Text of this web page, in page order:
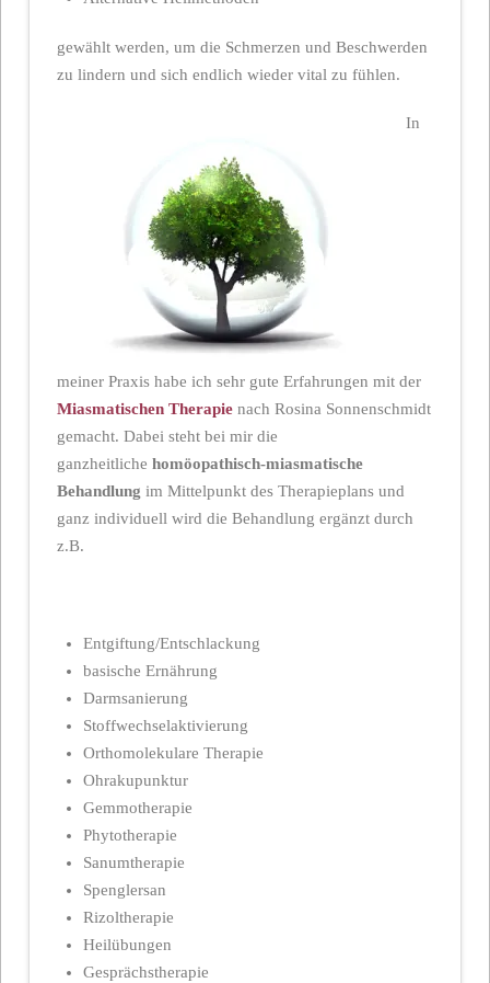
gewählt werden, um die Schmerzen und Beschwerden
zu lindern und sich endlich wieder vital zu fühlen.
In
meiner Praxis habe ich sehr gute Erfahrungen mit der
Miasmatischen Therapie nach Rosina Sonnenschmidt
gemacht. Dabei steht bei mir die
ganzheitliche homöopathisch-miasmatische
Behandlung im Mittelpunkt des Therapieplans und
ganz individuell wird die Behandlung ergänzt durch
z.B.
Entgiftung/Entschlackung
basische Ernährung
Darmsanierung
Stoffwechselaktivierung
Orthomolekulare Therapie
Ohrakupunktur
Gemmotherapie
Phytotherapie
Sanumtherapie
Spenglersan
Rizoltherapie
Heilübungen
Gesprächstherapie